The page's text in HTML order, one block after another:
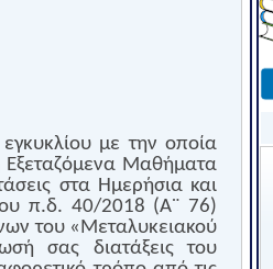
με την οποία
Εξεταζόμενα Μαθήματα
στα Ημερήσια και
π.δ. 40/2018 (Α¨ 76)
του «Μεταλυκειακού
σας διατάξεις του